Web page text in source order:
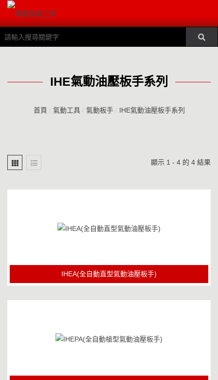
IHE氣動油壓板手系列
首頁 / 氣動工具 / 氣動板手 / IHE氣動油壓板手系列
顯示 1 - 4 的 4 結果
IHEA(全自動直型氣動油壓板手)